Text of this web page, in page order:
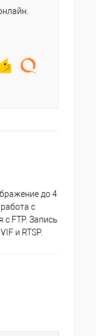
до 4
с
FTP. Запись
и RTSP.